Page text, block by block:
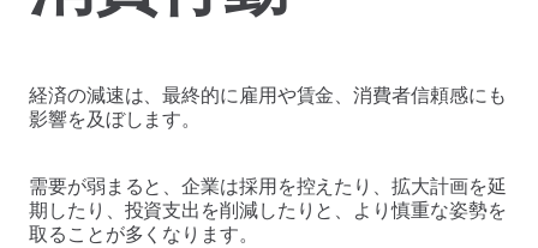
経済の減速は、最終的に雇用や賃金、消費者信頼感にも
影響を及ぼします。
需要が弱まると、企業は採用を控えたり、拡大計画を延
期したり、投資支出を削減したりと、より慎重な姿勢を
取ることが多くなります。